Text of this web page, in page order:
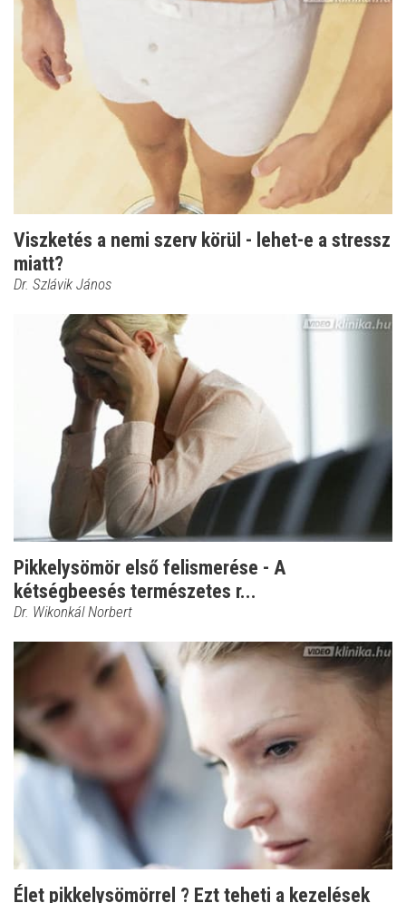
Viszketés a nemi szerv körül - lehet-e a stressz
miatt?
Dr. Szlávik János
Pikkelysömör első felismerése - A
kétségbeesés természetes r...
Dr. Wikonkál Norbert
Élet pikkelysömörrel ? Ezt teheti a kezelések